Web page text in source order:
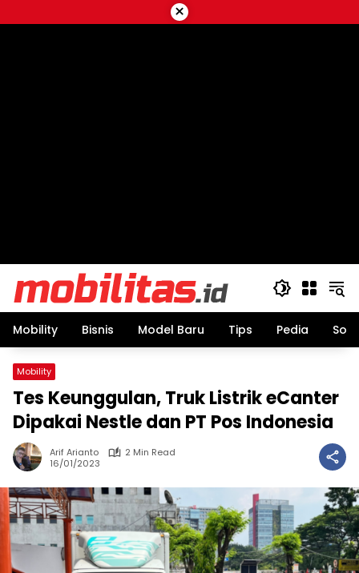
to
×
Mobility Bisnis Model Baru Tips Pedia
Mobility
Tes Keunggulan, Truk Listrik eCanter
Dipakai Nestle dan PT Pos Indonesia
Arif Arianto
2 Min Read
16/01/2023